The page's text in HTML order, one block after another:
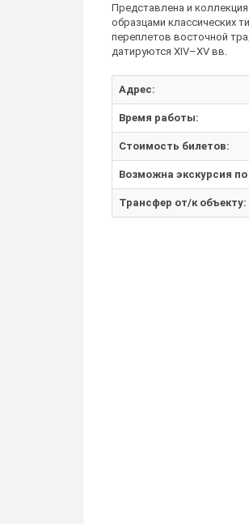
Представлена и
образцами классических
переплетов восточной
датируются XIV–XV вв.
Адрес:
Время работы:
Стоимость билетов:
Возможна экскурсия по
Трансфер от/к объекту: